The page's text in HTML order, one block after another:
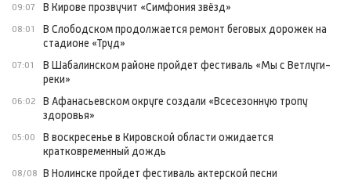
09:07 В Кирове прозвучит «Симфония звёзд»
08:01
В Слободском продолжается ремонт беговых дорожек на
стадионе «Труд»
07:01
В Шабалинском районе пройдет фестиваль «Мы с Ветлуги-
реки»
06:02
В Афанасьевском округе создали «Всесезонную тропу
здоровья»
05:00
В воскресенье в Кировской области ожидается
кратковременный дождь
08/08 В Нолинске пройдет фестиваль актерской песни